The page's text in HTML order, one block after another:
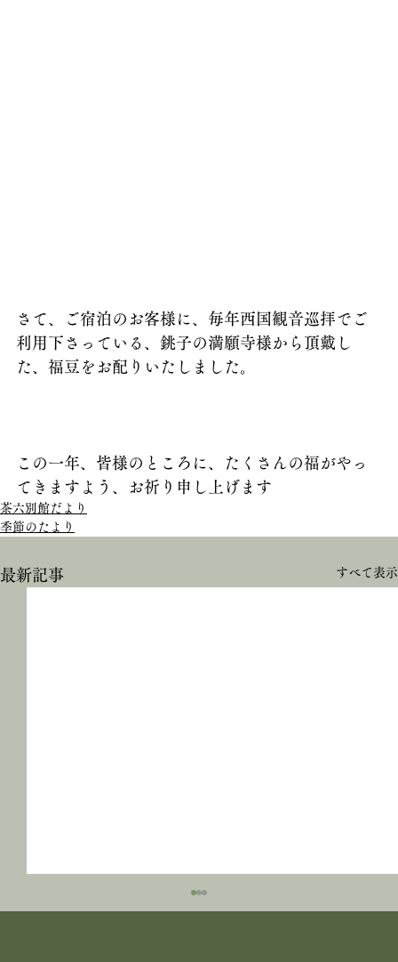
さて、ご宿泊のお客様に、毎年西国観音巡拝でご
利用下さっている、銚子の満願寺様から頂戴し
た、福豆をお配りいたしました。
この一年、皆様のところに、たくさんの福がやっ
てきますよう、お祈り申し上げます
茶六別館だより
季節のたより
最新記事 すべて表示